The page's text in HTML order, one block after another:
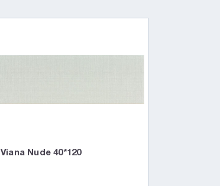
Viana Nude 40*120